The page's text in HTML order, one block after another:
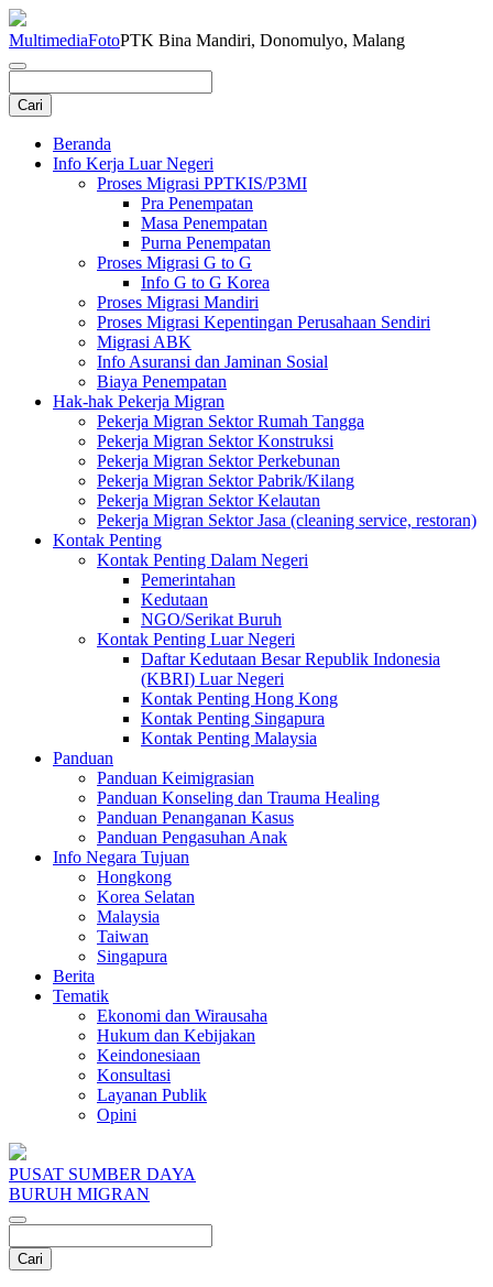
MultimediaFotoPTK Bina Mandiri, Donomulyo, Malang
Beranda
Info Kerja Luar Negeri
Proses Migrasi PPTKIS/P3MI
Pra Penempatan
Masa Penempatan
Purna Penempatan
Proses Migrasi G to G
Info G to G Korea
Proses Migrasi Mandiri
Proses Migrasi Kepentingan Perusahaan Sendiri
Migrasi ABK
Info Asuransi dan Jaminan Sosial
Biaya Penempatan
Hak-hak Pekerja Migran
Pekerja Migran Sektor Rumah Tangga
Pekerja Migran Sektor Konstruksi
Pekerja Migran Sektor Perkebunan
Pekerja Migran Sektor Pabrik/Kilang
Pekerja Migran Sektor Kelautan
Pekerja Migran Sektor Jasa (cleaning service, restoran)
Kontak Penting
Kontak Penting Dalam Negeri
Pemerintahan
Kedutaan
NGO/Serikat Buruh
Kontak Penting Luar Negeri
Daftar Kedutaan Besar Republik Indonesia
(KBRI) Luar Negeri
Kontak Penting Hong Kong
Kontak Penting Singapura
Kontak Penting Malaysia
Panduan
Panduan Keimigrasian
Panduan Konseling dan Trauma Healing
Panduan Penanganan Kasus
Panduan Pengasuhan Anak
Info Negara Tujuan
Hongkong
Korea Selatan
Malaysia
Taiwan
Singapura
Berita
Tematik
Ekonomi dan Wirausaha
Hukum dan Kebijakan
Keindonesiaan
Konsultasi
Layanan Publik
Opini
PUSAT SUMBER DAYA
BURUH MIGRAN